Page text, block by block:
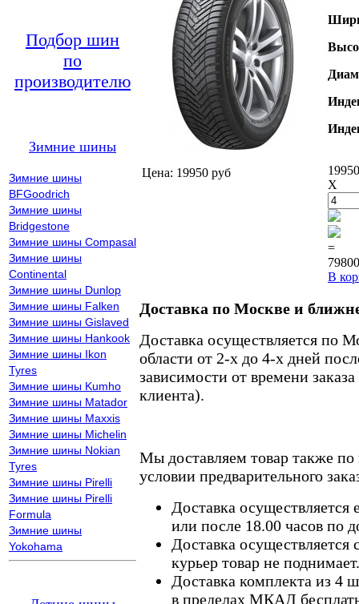
Подбор шин
по
производителю
Зимние шины
Зимние шины
BFGoodrich
Зимние шины
Bridgestone
Зимние шины Compasal
Зимние шины
Continental
Зимние шины Dunlop
Зимние шины Falken
Зимние шины Gislaved
Зимние шины Hankook
Зимние шины Ikon
Tyres
Зимние шины Kumho
Зимние шины Matador
Зимние шины Maxxis
Зимние шины Michelin
Зимние шины Nokian
Tyres
Зимние шины Pirelli
Зимние шины Pirelli
Formula
Зимние шины
Yokohama
Цена: 19950 руб
X
=
В
Доставка по Москве и
Доставка осуществляется по
области от 2-х до 4-х дней
зависимости от времени
клиента).
Мы доставляем товар также
условии предварительного
Доставка осуществляется
или после 18.00 часов по
Доставка осуществляется
курьер товар не поднимает.
Доставка комплекта из 4
в пределах МКАД